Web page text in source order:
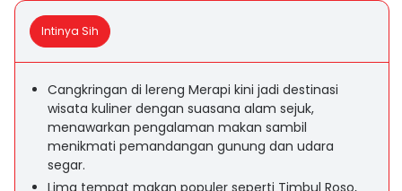
Intinya Sih
Cangkringan di lereng Merapi kini jadi destinasi
wisata kuliner dengan suasana alam sejuk,
menawarkan pengalaman makan sambil
menikmati pemandangan gunung dan udara
segar.
Lima tempat makan populer seperti Timbul Roso,